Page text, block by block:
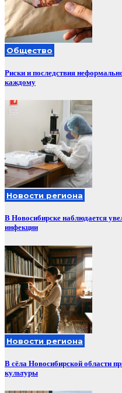
Общество
Риски и последствия
каждому
Новости региона
В Новосибирске наблюдается
инфекции
Новости региона
В сёла Новосибирской области
культуры